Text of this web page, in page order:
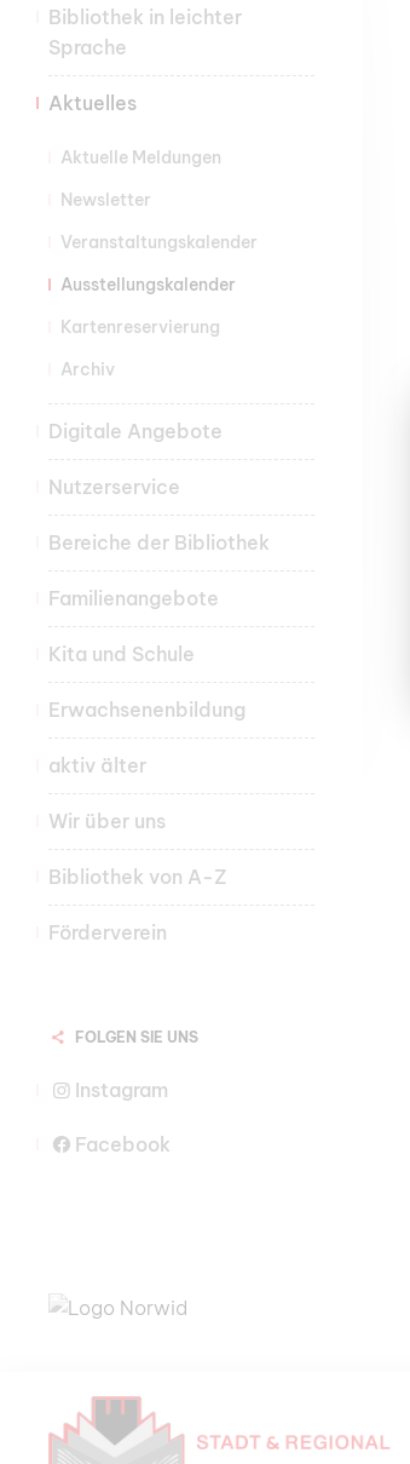
Bibliothek in leichter
Sprache
Aktuelles
Aktuelle Meldungen
Newsletter
Veranstaltungskalender
Ausstellungskalender
Kartenreservierung
Archiv
Digitale Angebote
Nutzerservice
Bereiche der Bibliothek
Familienangebote
Kita und Schule
Erwachsenenbildung
aktiv älter
Wir über uns
Bibliothek von A-Z
Förderverein
FOLGEN SIE UNS
Instagram
Facebook